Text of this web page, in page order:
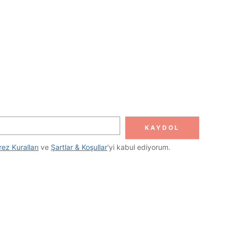
KAYDOL
Kuralları ve Şartlar & Koşullar'yi kabul ediyorum.